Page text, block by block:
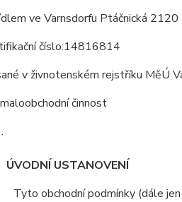
ve Varnsdorfu Ptáčnická 2120
číslo:14816814
v živnotenském rejstříku MěÚ
činnost
ÚVODNÍ USTANOVENÍ
obchodní podmínky (dále jen